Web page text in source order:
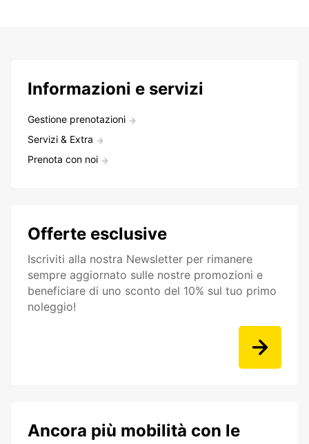
Informazioni e servizi
Gestione prenotazioni
Servizi & Extra
Prenota con noi
Offerte esclusive
Iscriviti alla nostra Newsletter per rimanere
sempre aggiornato sulle nostre promozioni e
beneficiare di uno sconto del 10% sul tuo primo
noleggio!
Ancora più mobilità con le